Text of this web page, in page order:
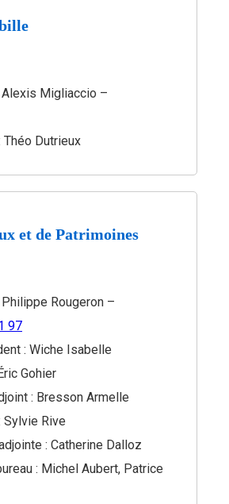
Migliaccio –
Théo Dutrieux
et de Patrimoines
Rougeron –
97
: Wiche Isabelle
Gohier
: Bresson Armelle
Sylvie Rive
: Catherine Dalloz
: Michel Aubert, Patrice